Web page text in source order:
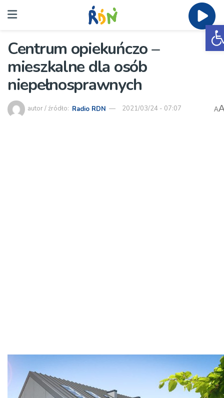
Centrum opiekuńczo –
mieszkalne dla osób
niepełnosprawnych
autor / źródło: Radio RDN 2021/03/24 - 07:07 A